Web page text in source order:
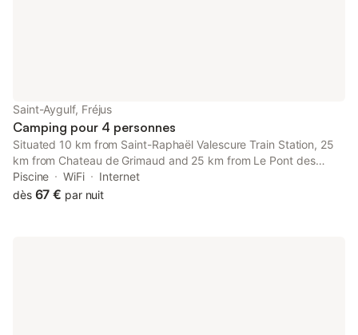
Saint-Aygulf, Fréjus
Camping pour 4 personnes
Situated 10 km from Saint-Raphaël Valescure Train Station, 25
km from Chateau de Grimaud and 25 km from Le Pont des
Fées, Mobil-home 4 personnes Europ Camping st Aygulf
provides accommodation located in Saint-Aygulf.
Piscine WiFi
Internet
dès 67 € par nuit